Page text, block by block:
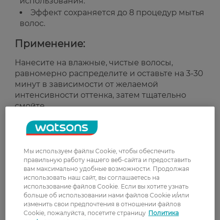
Эффект сохраняется до 8 процедур мытья
волос.
Применение:
Нанесите на влажные, чистые волосы,
равномерно распределите и оставьте на 3-30
минут в зависимости от желаемой
интенсивности оттенка, затем тщательно
смойте.
Рейтинг и отзывы
0
З 0 відгуків
0 відгуків
Мы используем файлы Cookie, чтобы обеспечить
правильную работу нашего веб-сайта и предоставить
вам максимально удобные возможности. Продолжая
использовать наш сайт, вы соглашаетесь на
использование файлов Cookie. Если вы хотите узнать
больше об использовании нами файлов Cookie и/или
изменить свои предпочтения в отношении файлов
Cookie, пожалуйста, посетите страницу Политика